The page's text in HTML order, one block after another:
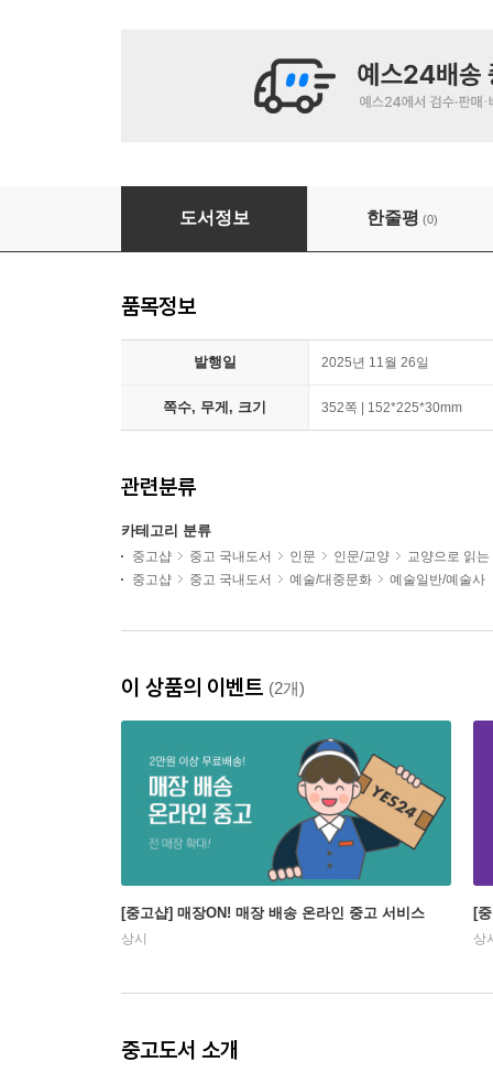
드라이브의 칼날
도서정보 한줄평 (0)
품목정보
발행일 2025년 11월 26일
쪽수, 무게, 크기 352쪽 | 152*225*30mm
관련분류
카테고리 분류
중고샵 중고 국내도서 인문 인문/교양
교양으로 읽는
중고샵
중고 국내도서 예술/대중문화 예술일반/예술사
이 상품의 이벤트 (2개)
[중고샵] 매장ON! 매장 배송 온라인 중고 서비스
상시
[
상
중고도서 소개